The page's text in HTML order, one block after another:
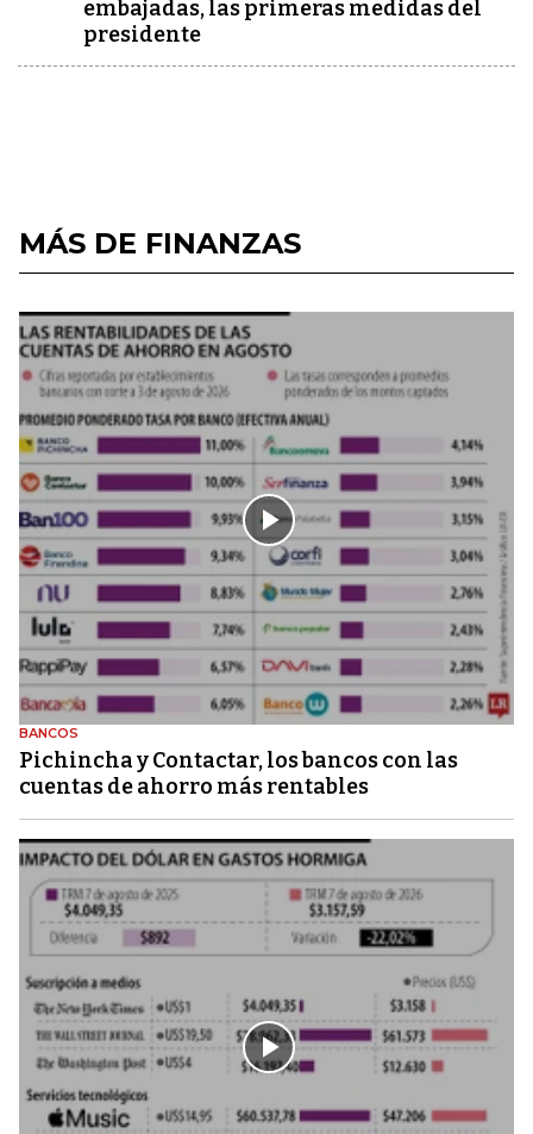
embajadas, las primeras medidas del
presidente
MÁS DE FINANZAS
BANCOS
Pichincha y Contactar, los bancos con las
cuentas de ahorro más rentables